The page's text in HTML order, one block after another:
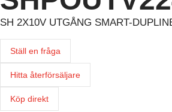
SH 2X10V UTGÅNG SMART-
Ställ en fråga
Hitta återförsäljare
Köp direkt